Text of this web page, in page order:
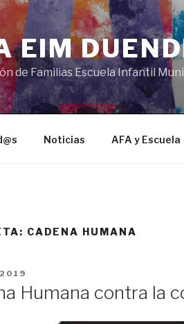
EIM
de Familias Escuela Infantil
Noticias AFA y Escuela
CADENA HUMANA
Humana contra la